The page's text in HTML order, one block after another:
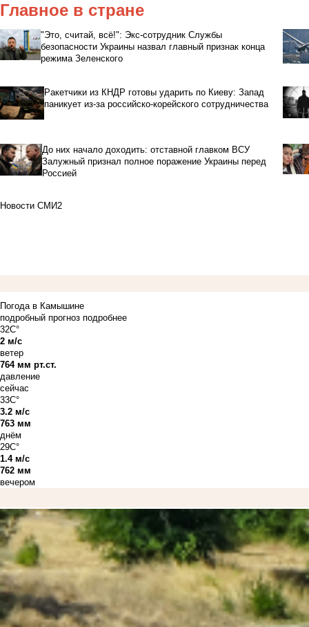
Главное в стране
"Это, считай, всё!": Экс-сотрудник Службы
безопасности Украины назвал главный признак конца
режима Зеленского
Ракетчики из КНДР готовы ударить по Киеву: Запад
паникует из-за российско-корейского сотрудничества
До них начало доходить: отставной главком ВСУ
Залужный признал полное поражение Украины перед
Россией
Новости СМИ2
Погода в Камышине
подробный прогноз подробнее
32C°
2 м/с
ветер
764 мм рт.ст.
давление
сейчас
33C°
3.2 м/с
763 мм
днём
29C°
1.4 м/с
762 мм
вечером